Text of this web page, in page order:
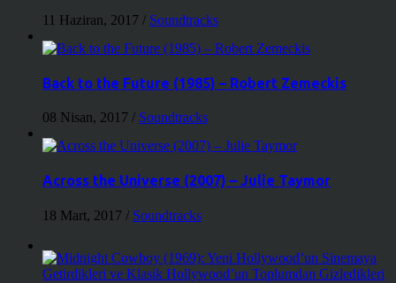
11 Haziran, 2017 / Soundtracks
Back to the Future (1985) – Robert Zemeckis
08 Nisan, 2017 / Soundtracks
Across the Universe (2007) – Julie Taymor
18 Mart, 2017 / Soundtracks